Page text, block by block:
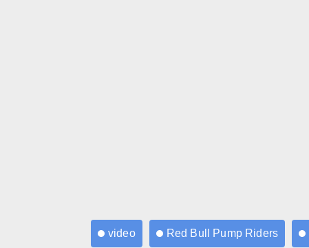
video Red Bull Pump Riders